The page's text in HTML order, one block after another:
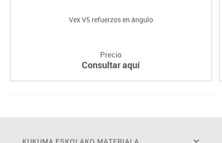
Vex V5 refuerzos en ángulo
Precio
Consultar aquí
KUKUMA ESKOLAKO MATERIALA